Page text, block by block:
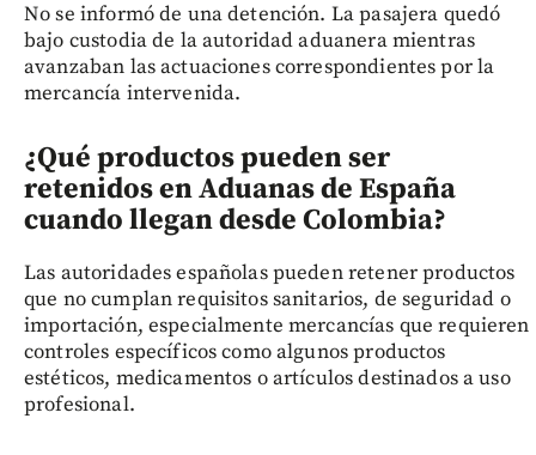
No se informó de una detención. La pasajera quedó
bajo custodia de la autoridad aduanera mientras
avanzaban las actuaciones correspondientes por la
mercancía intervenida.
¿Qué productos pueden ser
retenidos en Aduanas de España
cuando llegan desde Colombia?
Las autoridades españolas pueden retener productos
que no cumplan requisitos sanitarios, de seguridad o
importación, especialmente mercancías que requieren
controles específicos como algunos productos
estéticos, medicamentos o artículos destinados a uso
profesional.